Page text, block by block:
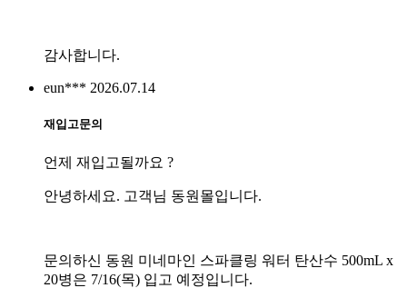
감사합니다.
eun*** 2026.07.14
재입고문의
언제 재입고될까요 ?
안녕하세요. 고객님 동원몰입니다.
문의하신 동원 미네마인 스파클링 워터 탄산수 500mL x
20병은 7/16(목) 입고 예정입니다.